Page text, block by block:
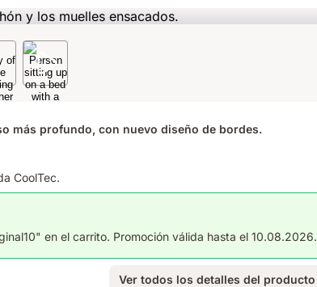
más profundo, con nuevo diseño de bordes.
CoolTec.
en el carrito. Promoción válida hasta el 10.08.2026.
Ver todos los detalles del producto